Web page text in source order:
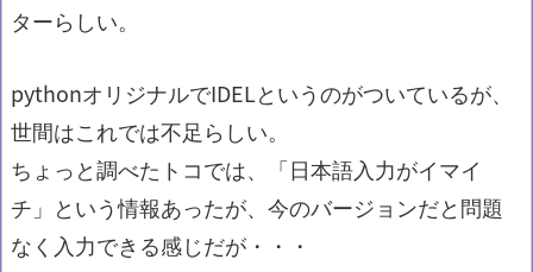
ターらしい。
pythonオリジナルでIDELというのがついているが、
世間はこれでは不足らしい。
ちょっと調べたトコでは、「日本語入力がイマイ
チ」という情報あったが、今のバージョンだと問題
なく入力できる感じだが・・・